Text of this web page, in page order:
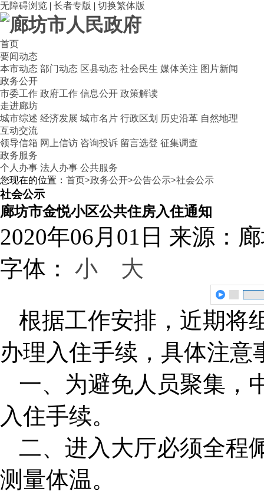
无障碍浏览 | 长者专版 | 切换繁体版
首页
要闻动态
本市动态 部门动态 区县动态 社会民生 媒体关注 图片新闻
政务公开
市委工作 政府工作 信息公开 政策解读
走进廊坊
城市综述 经济发展 城市名片 行政区划 历史沿革 自然地理
互动交流
领导信箱 网上信访 咨询投诉 留言选登 征集调查
政务服务
个人办事 法人办事 公共服务
您现在的位置： 首页>政务公开>公告公示>社会公示
社会公示
廊坊市金悦小区公共住房入住通知
2020年06月01日 来源：
字体： 小 大
根据工作安排，近期将
办理入住手续，具体注意
一、为避免人员聚集，
入住手续。
二、进入大厅必须全程
测量体温。